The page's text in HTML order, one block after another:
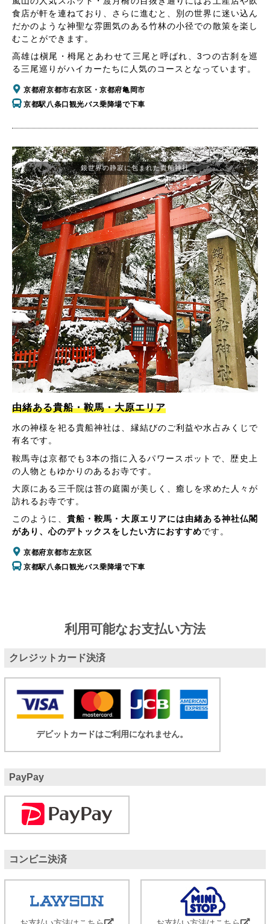
食店が軒を連ねており、さらに進むと、別の世界に迷い込ん
だかのような神聖な雰囲気のある竹林の小径での散策を楽し
むことができます。
高雄は槇尾・栂尾とあわせて三尾と呼ばれ、3つの古刹を巡
る三尾巡りがハイカーたちに人気のコースとなっています。
京都府京都市右京区・京都府亀岡市
京都駅八条口観光バス乗降場で下車
由緒ある貴船・鞍馬・大原エリア
水の神様を祀る貴船神社は、縁結びのご利益や水占みくじで
有名です。
鞍馬寺は京都でも3本の指に入るパワースポットで、歴史上
の人物ともゆかりのあるお寺です。
大原にある三千院は苔の庭園が美しく、癒しを求めた人々が
訪れるお寺です。
このように、 貴船・鞍馬・大原エリアには由緒ある神社仏閣
があり、心のデトックスをしたい方におすすめです。
京都府京都市左京区
京都駅八条口観光バス乗降場で下車
銀世界の静寂に包まれた貴船神社
利用可能なお支払い方法
クレジットカード決済
デビットカードはご利用になれません。
PayPay
コンビニ決済